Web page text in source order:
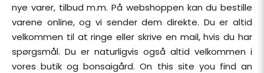
nye varer, tilbud m.m. På webshoppen kan du bestille
varene online, og vi sender dem direkte. Du er altid
velkommen til at ringe eller skrive en mail, hvis du har
spørgsmål. Du er naturligvis også altid velkommen i
vores butik og bonsaigård. On this site you find an